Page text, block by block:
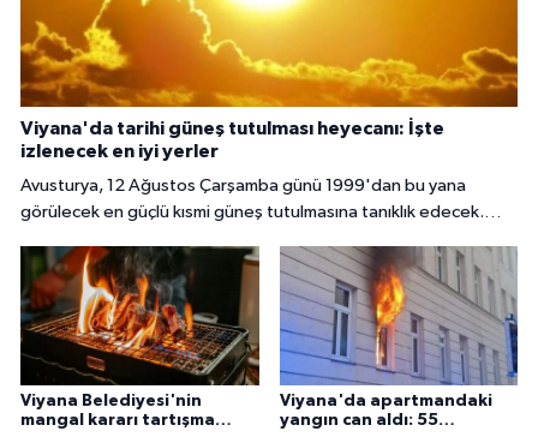
Viyana'da tarihi güneş tutulması heyecanı: İşte
izlenecek en iyi yerler
Avusturya, 12 Ağustos Çarşamba günü 1999'dan bu yana
görülecek en güçlü kısmi güneş tutulmasına tanıklık edecek.
85 ila 89'unun Ay tarafından örtüleceği bu nadir doğa olayını
izlemek için çeşitli noktalarda bir araya gelecek.
Viyana Belediyesi'nin
mangal kararı tartışma
Viyana'da apartmandaki
yangın can aldı: 55